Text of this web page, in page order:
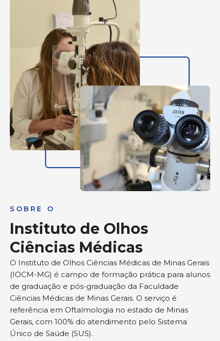
SOBRE O
Instituto de Olhos
Ciências Médicas
O Instituto de Olhos Ciências Médicas de Minas Gerais
(IOCM-MG) é campo de formação prática para alunos
de graduação e pós-graduação da Faculdade
Ciências Médicas de Minas Gerais. O serviço é
referência em Oftalmologia no estado de Minas
Gerais, com 100% do atendimento pelo Sistema
Único de Saúde (SUS).